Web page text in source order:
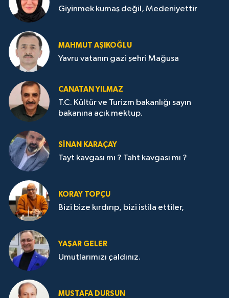
Giyinmek kumaş değil, Medeniyettir
MAHMUT AŞIKOĞLU
Yavru vatanın gazi şehri Mağusa
CANATAN YILMAZ
T.C. Kültür ve Turizm bakanlığı sayın
bakanına açık mektup.
SİNAN KARAÇAY
Tayt kavgası mı ? Taht kavgası mı ?
KORAY TOPÇU
Bizi bize kırdırıp, bizi istila ettiler,
YAŞAR GELER
Umutlarımızı çaldınız.
MUSTAFA DURSUN